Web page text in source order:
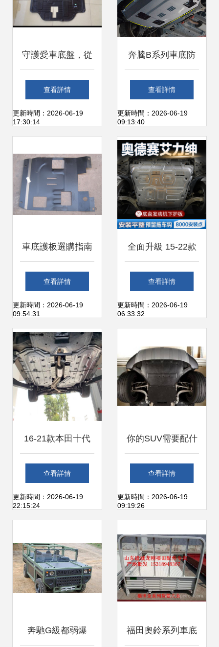
守護愛車底盤，從
一塊防護板開始
—— 御卡寶雪佛蘭
評測
查看詳情
更新時間：2026-06-19
17:30:14
奔騰B系列車底防
護 德飾爵鈦合金發
動機下護板深度評
測
查看詳情
更新時間：2026-06-19
09:13:40
車底護板選購指南
全面解析防護作用
與高性價比推薦
查看詳情
更新時間：2026-06-19
09:54:31
全面升級 15-22款
本田奧德賽/艾力紳
混動版底盤發動機
查看詳情
更新時間：2026-06-19
06:33:32
16-21款本田十代
思域車身下護板與
底盤防護板的全面
查看詳情
更新時間：2026-06-19
22:15:24
你的SUV需要配什
么樣的車底護板？
全面解析車底防護
查看詳情
更新時間：2026-06-19
09:19:26
奔馳G級都弱爆 福田奧鈴系列車底